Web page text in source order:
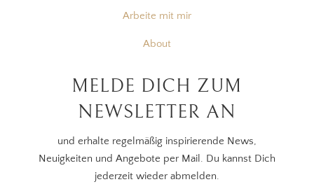
Arbeite mit mir
About
MELDE DICH ZUM
NEWSLETTER AN
und erhalte regelmäßig inspirierende News,
Neuigkeiten und Angebote per Mail. Du kannst Dich
jederzeit wieder abmelden.